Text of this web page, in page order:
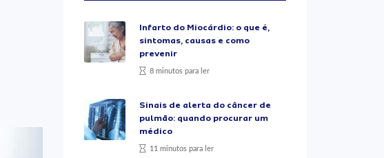
Infarto do Miocárdio: o que é,
sintomas, causas e como
prevenir
8 minutos para ler
Sinais de alerta do câncer de
pulmão: quando procurar um
médico
11 minutos para ler